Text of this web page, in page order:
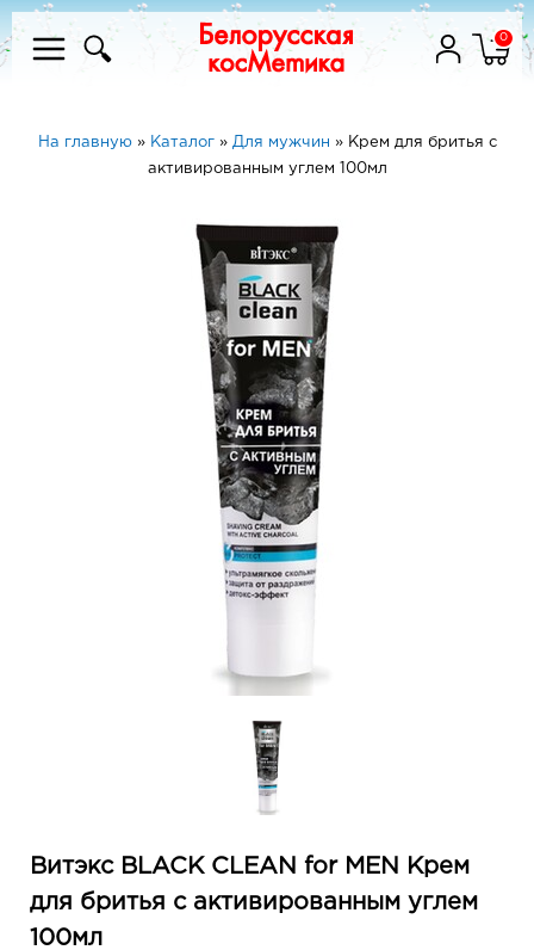
0
На главную» Каталог» Для мужчин » Крем для бритья с
активированным углем 100мл
Витэкс BLACK CLEAN for MEN Крем
для бритья с активированным углем
100мл